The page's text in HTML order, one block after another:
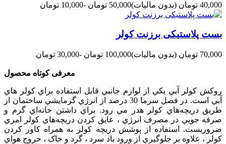
40,000 تومان (بدون مالیات)50,000 تومان -10,000 تومان
بست پلاستیکی برزنت کولر
70,000 تومان (بدون مالیات)100,000 تومان -30,000 تومان
معرفی کوتاه محصول
روکش کولر آبي يکي از لوازم جانبي قابل استفاده براي کولر هاي
آبي است. در فصل سرما 30 درصد از انرژي گرمايشي ساختمان از
طريق دريچه‌هاي کولر هدر مي رود. براي داشتن خانه‌اي گرم و
صرفه جويي در مصرف انرژي ، عايق کردن دريچه‌هاي کولر امري
ضروريست. استفاده از پوشش دريچه کولر به همراه کاور کردن
کولر ، علاوه بر جلوگيري از ورود باد سرد ، گرد و خاک ، خروج هواي